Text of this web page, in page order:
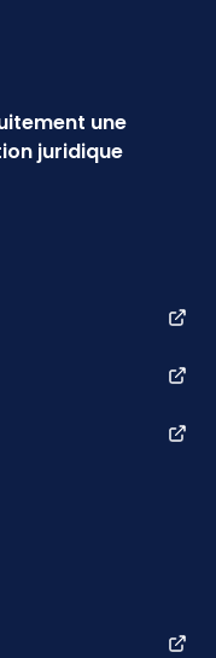
une
juridique